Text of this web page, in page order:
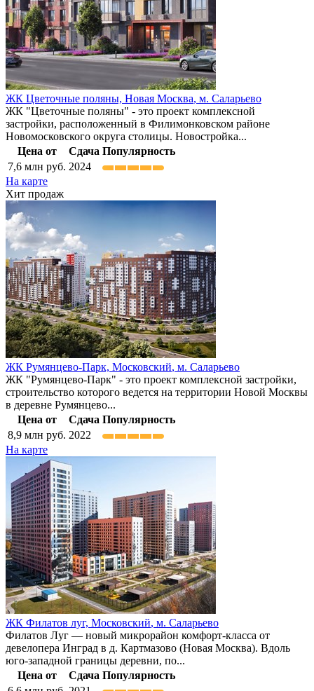
ЖК Цветочные поляны, Новая Москва, м. Саларьево
ЖК "Цветочные поляны" - это проект комплексной
застройки, расположенный в Филимонковском районе
Новомосковского округа столицы. Новостройка...
Цена от
Сдача Популярность
7,6 млн руб. 2024
На карте
Хит продаж
ЖК Румянцево-Парк, Московский, м. Саларьево
ЖК "Румянцево-Парк" - это проект комплексной застройки,
строительство которого ведется на территории Новой Москвы
в деревне Румянцево...
Цена от
Сдача Популярность
8,9 млн руб. 2022
На карте
ЖК Филатов луг, Московский, м. Саларьево
Филатов Луг — новый микрорайон комфорт-класса от
девелопера Инград в д. Картмазово (Новая Москва). Вдоль
юго-западной границы деревни, по...
Цена от
Сдача Популярность